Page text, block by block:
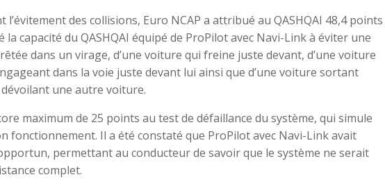
l’évitement des collisions, Euro NCAP a attribué au QASHQAI 48,4 points
capacité du QASHQAI équipé de ProPilot avec Navi-Link à éviter une
dans un virage, d’une voiture qui freine juste devant, d’une voiture
dans la voie juste devant lui ainsi que d’une voiture sortant
une autre voiture.
maximum de 25 points au test de défaillance du système, qui simule
fonctionnement. Il a été constaté que ProPilot avec Navi-Link avait
permettant au conducteur de savoir que le système ne serait
complet.